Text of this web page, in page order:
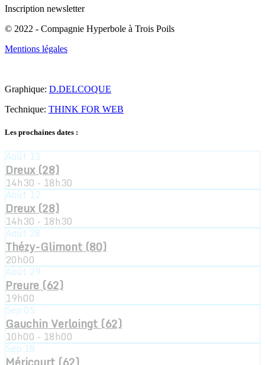
Inscription newsletter
© 2022 - Compagnie Hyperbole à Trois Poils
Mentions légales
Graphique: D.DELCOQUE
Technique: THINK FOR WEB
Close
Les prochaines dates :
Août11
Dreux (28)
14h30 - 18h30
Août12
Dreux (28)
14h30 - 18h30
Août28
Thézy-Glimont (80)
20h00
Août29
Preure (62)
19h00
Sep05
Gauchin Verloingt (62)
10h00 - 18h00
Sep18